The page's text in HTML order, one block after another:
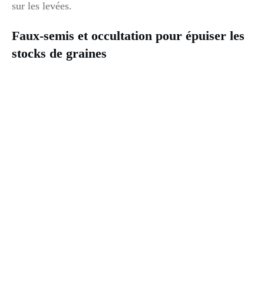
sur les levées.
Faux-semis et occultation pour épuiser les
stocks de graines